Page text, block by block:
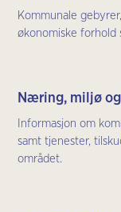
Kommunale
økonomiske
Næring, miljø
Informasjon om
samt tjenester,
området.